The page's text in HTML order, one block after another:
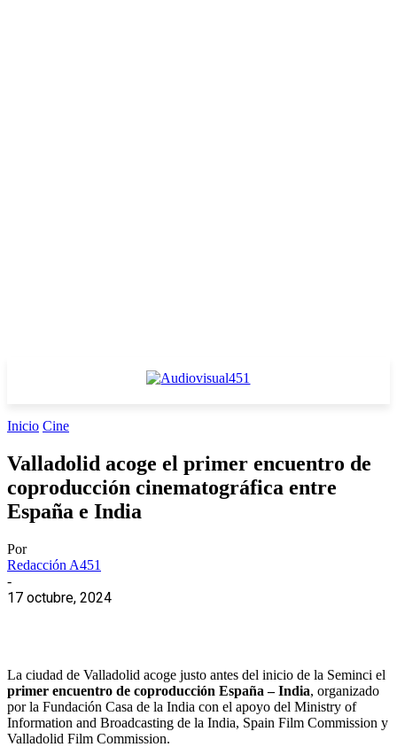
Inicio Cine
Valladolid acoge el primer encuentro de
coproducción cinematográfica entre
España e India
Por
Redacción A451
-
17 octubre, 2024
La ciudad de Valladolid acoge justo antes del inicio de la Seminci el
primer encuentro de coproducción España – India, organizado
por la Fundación Casa de la India con el apoyo del Ministry of
Information and Broadcasting de la India, Spain Film Commission y
Valladolid Film Commission.